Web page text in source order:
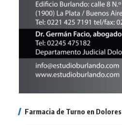
Farmacia de Turno en Dolores